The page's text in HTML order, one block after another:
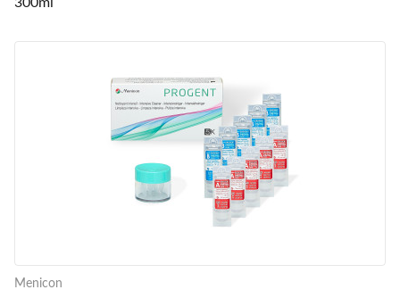
Menicon